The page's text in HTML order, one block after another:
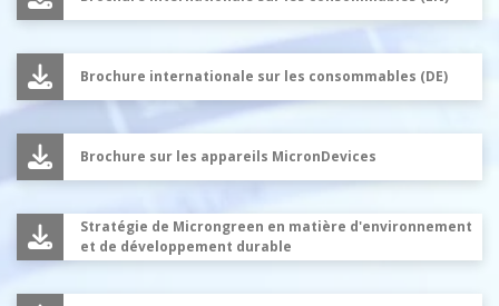
Brochure internationale sur les consommables (DE)
Brochure sur les appareils MicronDevices
Stratégie de Microngreen en matière d'environnement
et de développement durable